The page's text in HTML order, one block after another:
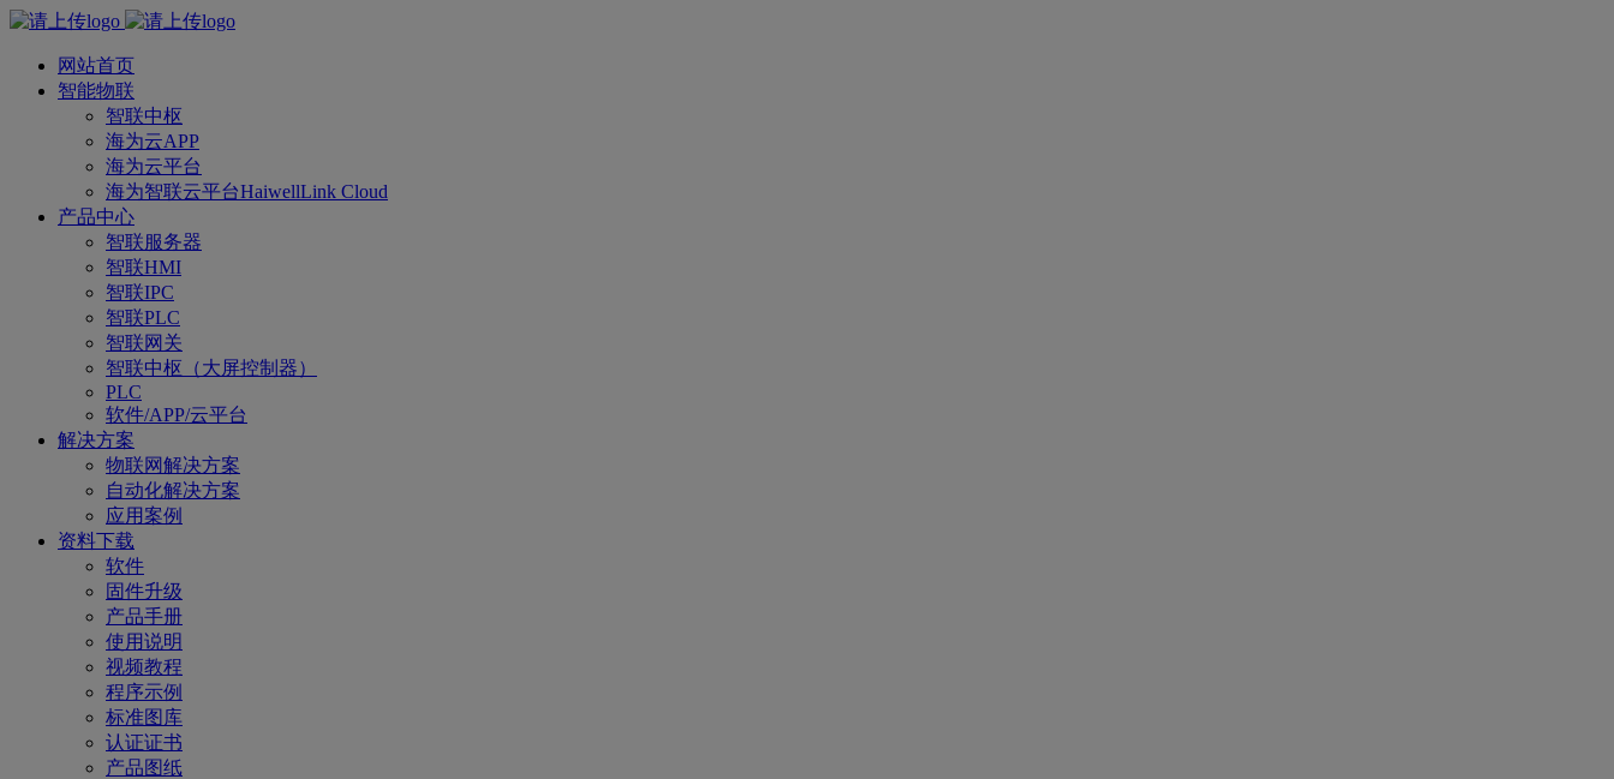
网站首页
智能物联
智联中枢
海为云APP
海为云平台
海为智联云平台HaiwellLink Cloud
产品中心
智联服务器
智联HMI
智联IPC
智联PLC
智联网关
智联中枢（大屏控制器）
PLC
软件/APP/云平台
解决方案
物联网解决方案
自动化解决方案
应用案例
资料下载
软件
固件升级
产品手册
使用说明
视频教程
程序示例
标准图库
认证证书
产品图纸